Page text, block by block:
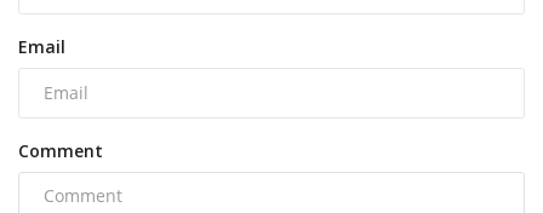
Email
Comment